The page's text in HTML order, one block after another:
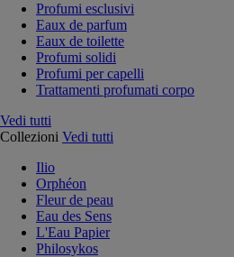
Profumi esclusivi
Eaux de parfum
Eaux de toilette
Profumi solidi
Profumi per capelli
Trattamenti profumati corpo
Vedi tutti
Collezioni Vedi tutti
Ilio
Orphéon
Fleur de peau
Eau des Sens
L'Eau Papier
Philosykos